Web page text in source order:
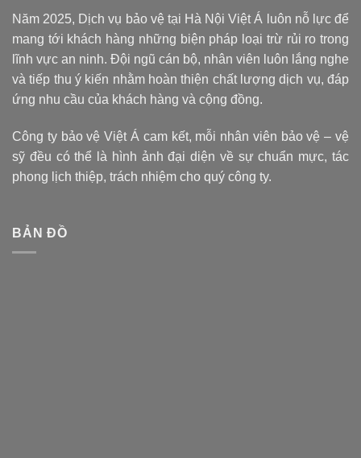
Năm 2025, Dịch vụ bảo vệ tại Hà Nội Việt Á luôn nỗ lực để
mang tới khách hàng những biện pháp loại trừ rủi ro trong
lĩnh vực an ninh. Đội ngũ cán bộ, nhân viên luôn lắng nghe
và tiếp thu ý kiến nhằm hoàn thiện chất lượng dịch vụ, đáp
ứng nhu cầu của khách hàng và cộng đồng.
Công ty bảo vệ Việt Á cam kết, mỗi nhân viên bảo vệ – vệ
sỹ đều có thể là hình ảnh đại diện về sự chuẩn mực, tác
phong lịch thiệp, trách nhiệm cho quý công ty.
BẢN ĐỒ